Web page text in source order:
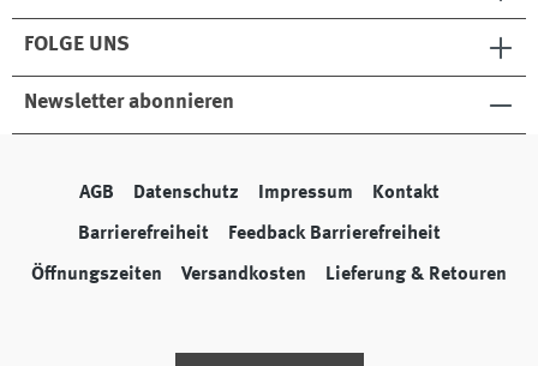
FOLGE UNS
Newsletter abonnieren
AGB Datenschutz Impressum Kontakt
Barrierefreiheit Feedback Barrierefreiheit
Öffnungszeiten Versandkosten Lieferung & Retouren